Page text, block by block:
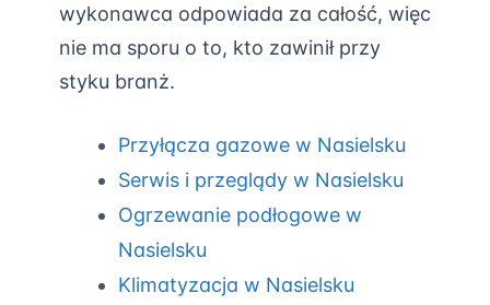
wykonawca odpowiada za całość, więc
nie ma sporu o to, kto zawinił przy
styku branż.
Przyłącza gazowe w Nasielsku
Serwis i przeglądy w Nasielsku
Ogrzewanie podłogowe w
Nasielsku
Klimatyzacja w Nasielsku